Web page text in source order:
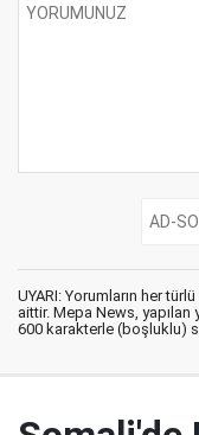
UYARI: Yorumların her
aittir. Mepa News,
600 karakterle (boşluklu)